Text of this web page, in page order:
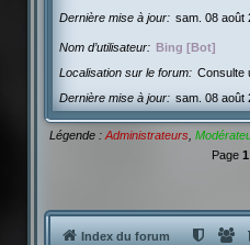
Dernière mise à jour
sam. 08 août
Nom d’utilisateur
Bing [Bot]
Localisation sur le forum
Consulte
Dernière mise à jour
sam. 08 août
Légende : Administrateurs,
Page 1
Index du forum